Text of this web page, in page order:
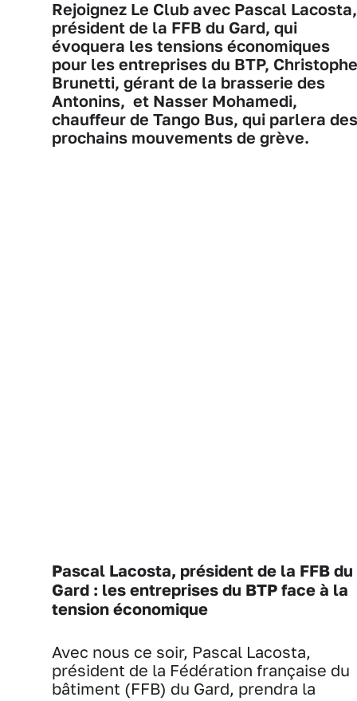
Rejoignez Le Club avec Pascal Lacosta,
président de la FFB du Gard, qui
évoquera les tensions économiques
pour les entreprises du BTP, Christophe
Brunetti, gérant de la brasserie des
Antonins, et Nasser Mohamedi,
chauffeur de Tango Bus, qui parlera des
prochains mouvements de grève.
Pascal Lacosta, président de la FFB du
Gard : les entreprises du BTP face à la
tension économique
Avec nous ce soir, Pascal Lacosta,
président de la Fédération française du
bâtiment (FFB) du Gard, prendra la